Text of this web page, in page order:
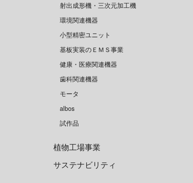
射出成形機・三次元加工機
環境関連機器
小型精密ユニット
基板実装のＥＭＳ事業
健康・医療関連機器
歯科関連機器
モータ
albos
試作品
植物工場事業
サステナビリティ